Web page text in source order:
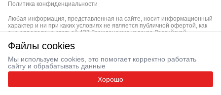
Политика конфиденциальности
Любая информация, представленная на сайте, носит информационный
характер и ни при каких условиях не является публичной офертой, как
она определена статьей 427 Гражданского кодекса Российской
© ООО «Тройка РЭД» 2012 — 2026 background
Файлы cookies
Мы используем cookies, это помогает корректно работать
сайту и обрабатывать данные
Хорошо